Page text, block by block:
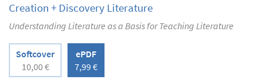
Creation + Discovery Literature
Understanding Literature as a Basis for Teaching Literature
Softcover
10,00 €
ePDF
7,99 €